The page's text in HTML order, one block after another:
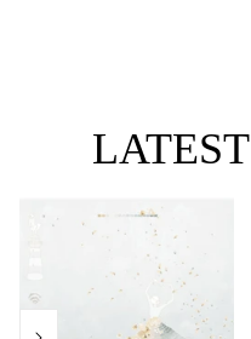
LATEST